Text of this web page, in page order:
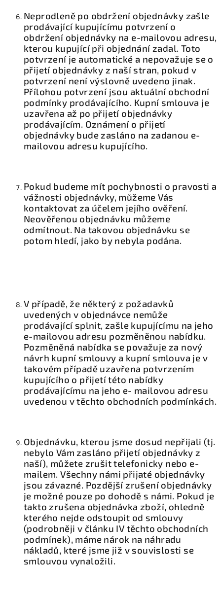
Neprodleně po obdržení objednávky zašle
prodávající kupujícímu potvrzení o
obdržení objednávky na e-mailovou adresu,
kterou kupující při objednání zadal. Toto
potvrzení je automatické a nepovažuje se o
přijetí objednávky z naší stran, pokud v
potvrzení není výslovně uvedeno jinak.
Přílohou potvrzení jsou aktuální obchodní
podmínky prodávajícího. Kupní smlouva je
uzavřena až po přijetí objednávky
prodávajícím. Oznámení o přijetí
objednávky bude zasláno na zadanou e-
mailovou adresu kupujícího.
Pokud budeme mít pochybnosti o pravosti a
vážnosti objednávky, můžeme Vás
kontaktovat za účelem jejího ověření.
Neověřenou objednávku můžeme
odmítnout. Na takovou objednávku se
potom hledí, jako by nebyla podána.
V případě, že některý z požadavků
uvedených v objednávce nemůže
prodávající splnit, zašle kupujícímu na jeho
e-mailovou adresu pozměněnou nabídku.
Pozměněná nabídka se považuje za nový
návrh kupní smlouvy a kupní smlouva je v
takovém případě uzavřena potvrzením
kupujícího o přijetí této nabídky
prodávajícímu na jeho e- mailovou adresu
uvedenou v těchto obchodních podmínkách.
Objednávku, kterou jsme dosud nepřijali (tj.
nebylo Vám zasláno přijetí objednávky z
naší), můžete zrušit telefonicky nebo e-
mailem. Všechny námi přijaté objednávky
jsou závazné. Pozdější zrušení objednávky
je možné pouze po dohodě s námi. Pokud je
takto zrušena objednávka zboží, ohledně
kterého nejde odstoupit od smlouvy
(podrobněji v článku IV těchto obchodních
podmínek), máme nárok na náhradu
nákladů, které jsme již v souvislosti se
smlouvou vynaložili.